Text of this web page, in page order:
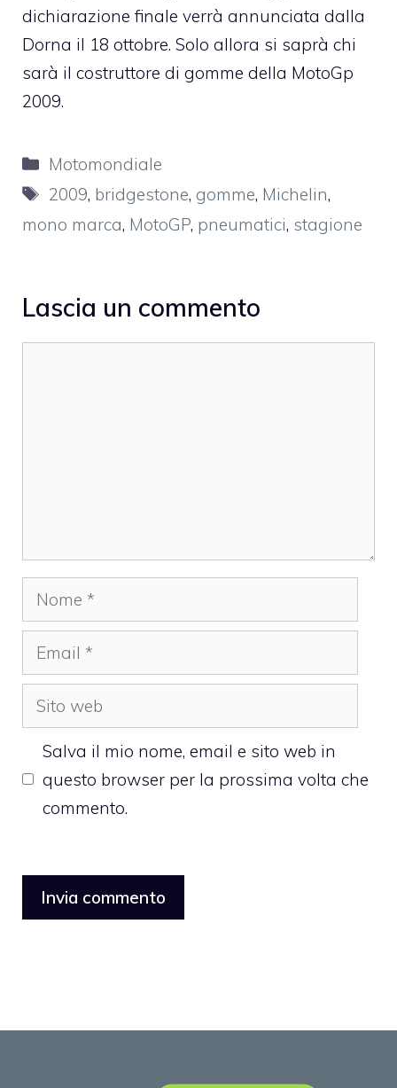
dichiarazione finale verrà annunciata dalla
Dorna il 18 ottobre. Solo allora si saprà chi
sarà il costruttore di gomme della MotoGp
2009.
Categorie
Motomondiale
Tag
2009, bridgestone, gomme, Michelin,
mono marca, MotoGP, pneumatici, stagione
Lascia un commento
Nome
Email
Sito
web
Salva il mio nome, email e sito web in
questo browser per la prossima volta che
commento.